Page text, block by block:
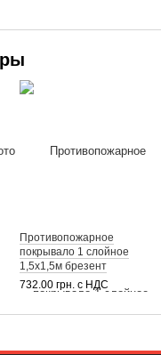
Противопожарное
покрывало 1 слойное
1,5х1,5м брезент
732.00 грн. с НДС